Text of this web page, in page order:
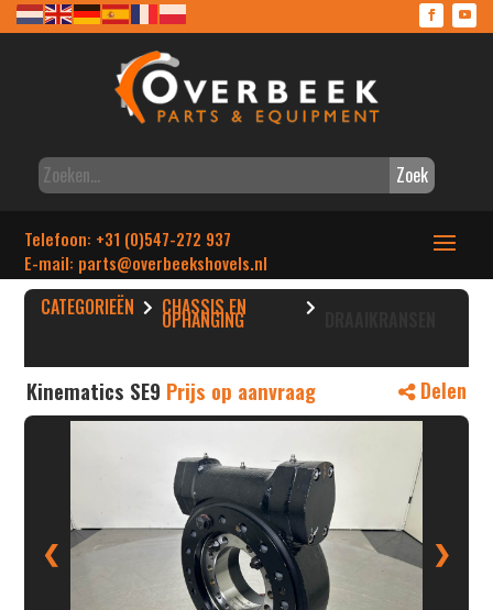
Zoek
Telefoon: +31 (0)547-272 937
E-mail: parts@overbeekshovels.nl
CATEGORIEËN CHASSIS EN
OPHANGING
Kinematics SE9 Prijs op aanvraag Delen
❮ ❯